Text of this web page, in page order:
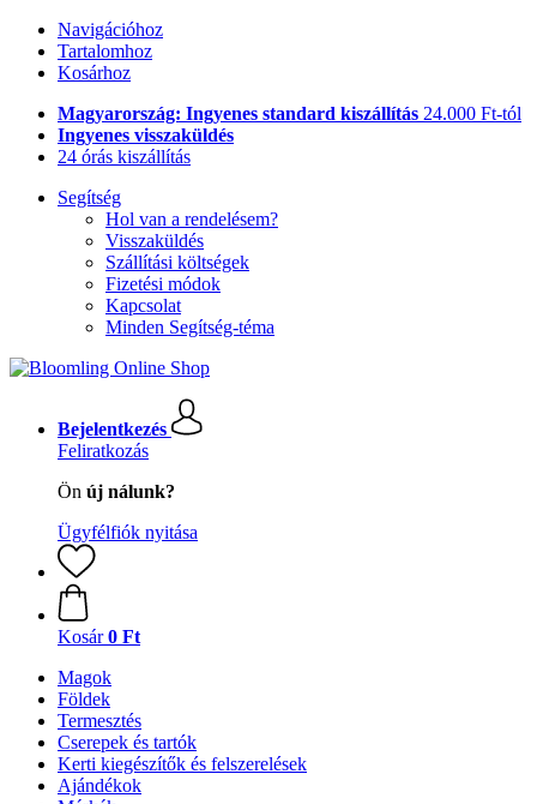
Navigációhoz
Tartalomhoz
Kosárhoz
Magyarország: Ingyenes standard kiszállítás 24.000 Ft-tól
Ingyenes visszaküldés
24 órás kiszállítás
Segítség
Hol van a rendelésem?
Visszaküldés
Szállítási költségek
Fizetési módok
Kapcsolat
Minden Segítség-téma
Bejelentkezés
Feliratkozás
Ön új nálunk?
Ügyfélfiók nyitása
Kosár 0 Ft
Magok
Földek
Termesztés
Cserepek és tartók
Kerti kiegészítők és felszerelések
Ajándékok